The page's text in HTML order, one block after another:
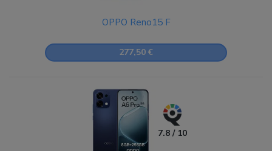
OPPO Reno15 F
277,50 €
7.8 / 10